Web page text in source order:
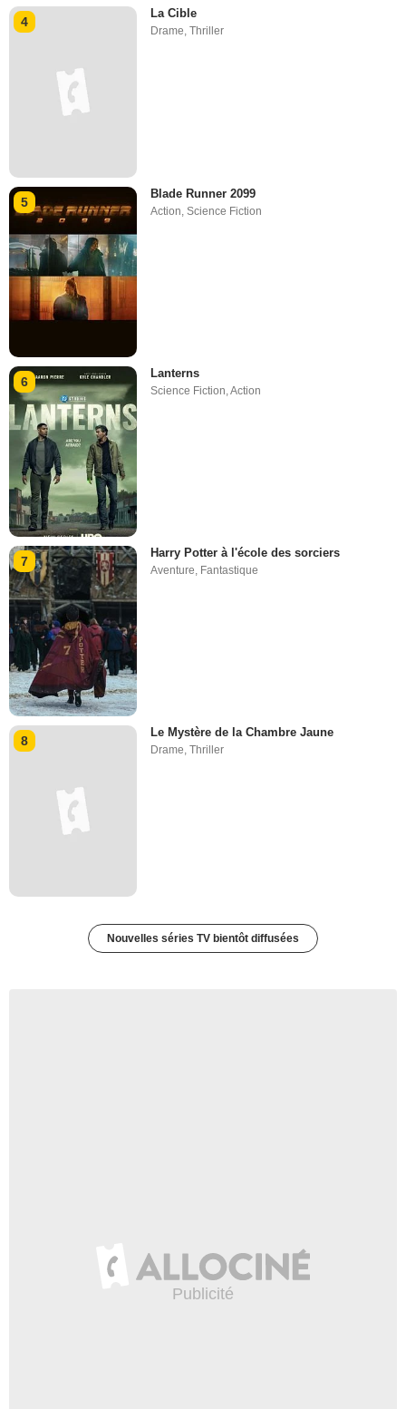
4
La Cible
Drame,Thriller
5
Blade Runner 2099
Action ,Science Fiction
6
Lanterns
Science Fiction,Action
7
Harry Potter à l'école des sorciers
Aventure, Fantastique
8
Le Mystère de la Chambre Jaune
Drame,Thriller
Nouvelles séries TV bientôt diffusées